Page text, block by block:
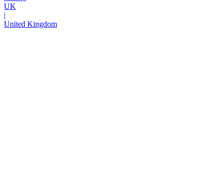
UK
|
United Kingdom